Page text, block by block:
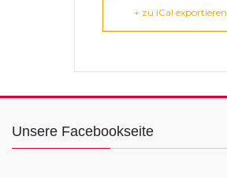
+ zu iCal exportieren
Unsere Facebookseite